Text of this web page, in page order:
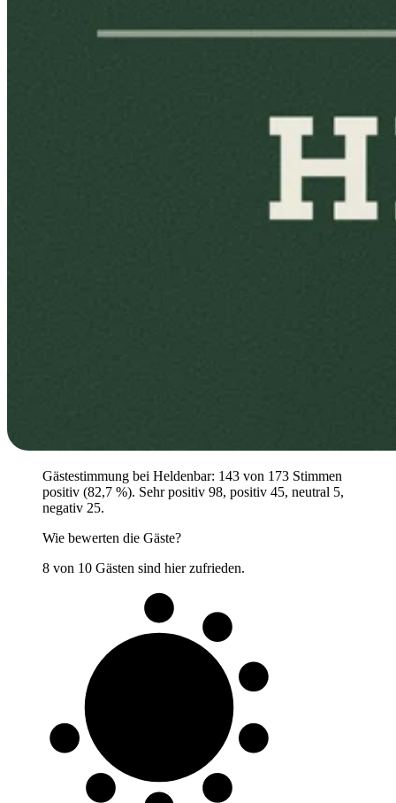
Gästestimmung bei Heldenbar: 143 von 173 Stimmen
positiv (82,7 %). Sehr positiv 98, positiv 45, neutral 5,
negativ 25.
Wie bewerten die Gäste?
8 von 10 Gästen sind hier zufrieden.